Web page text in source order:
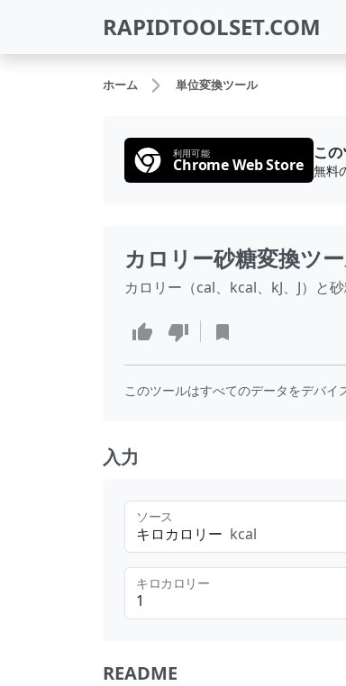
RAPIDTOOLSET.COM
ホーム 単位変換ツール
利用可能
Chrome Web Store
こ
カロリー砂糖変換ツ
カロリー（cal、kcal、kJ、J）と
このツールはすべてのデータをデバイ
入力
キロカロリー kcal
ソース
キロカロリー
README